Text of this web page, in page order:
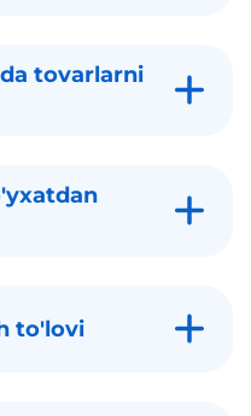
tovarlarni
to'lovi